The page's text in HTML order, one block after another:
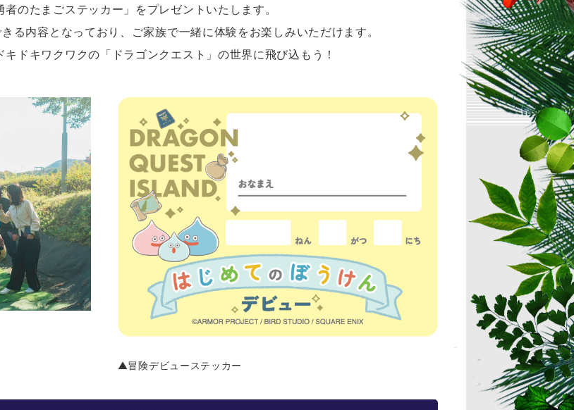
のたまごステッカー」をプレゼントいたします。
る内容となっており、ご家族で一緒に体験をお楽しみいただけます。
ドキワクワクの「ドラゴンクエスト」の世界に飛び込もう！
▲冒険デビューステッカー